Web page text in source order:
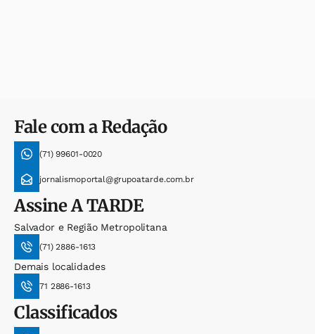
Fale com a Redação
(71) 99601-0020
jornalismoportal@grupoatarde.com.br
AssineA TARDE
Salvador e Região Metropolitana
(71) 2886-1613
Demais localidades
71 2886-1613
Classificados